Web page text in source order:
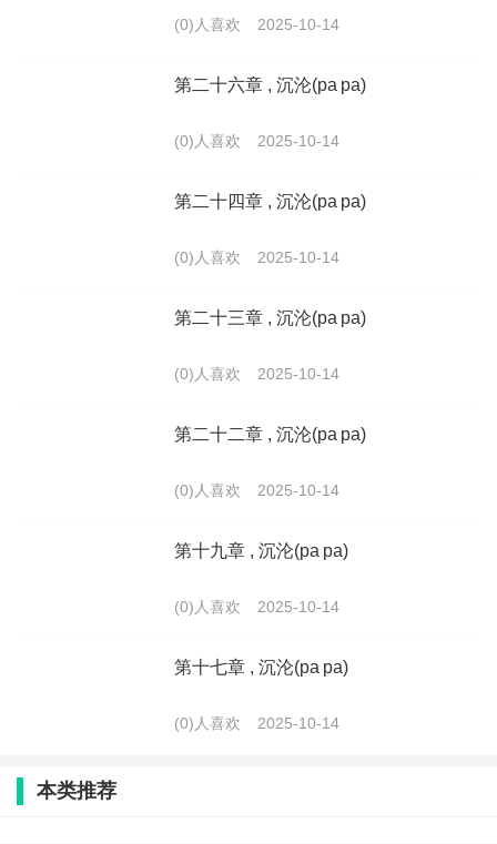
(0)人喜欢 2025-10-14
第二十六章 , 沉沦(pa pa)
(0)人喜欢 2025-10-14
第二十四章 , 沉沦(pa pa)
(0)人喜欢 2025-10-14
第二十三章 , 沉沦(pa pa)
(0)人喜欢 2025-10-14
第二十二章 , 沉沦(pa pa)
(0)人喜欢 2025-10-14
第十九章 , 沉沦(pa pa)
(0)人喜欢 2025-10-14
第十七章 , 沉沦(pa pa)
(0)人喜欢 2025-10-14
本类推荐